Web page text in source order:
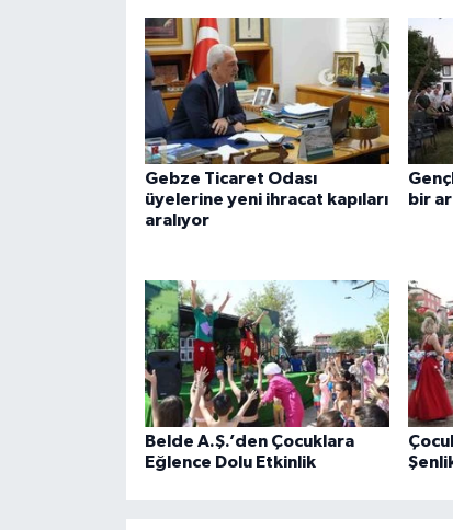
Gebze Ticaret Odası
üyelerine yeni ihracat kapıları
aralıyor
bir
Belde A.Ş.’den Çocuklara
Eğlence Dolu Etkinlik